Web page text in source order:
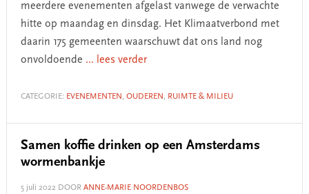
meerdere evenementen afgelast vanwege de verwachte
hitte op maandag en dinsdag. Het Klimaatverbond met
daarin 175 gemeenten waarschuwt dat ons land nog
onvoldoende ... lees verder
CATEGORIE: EVENEMENTEN , OUDEREN , RUIMTE & MILIEU
Samen koffie drinken op een Amsterdams
wormenbankje
5 juli 2022DOOR ANNE-MARIE NOORDENBOS